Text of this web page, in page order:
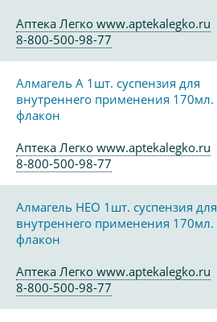
Аптека Легко www.aptekalegko.ru
8-800-500-98-77
Алмагель А 1шт. суспензия для
внутреннего применения 170мл.
флакон
Аптека Легко www.aptekalegko.ru
8-800-500-98-77
Алмагель НЕО 1шт. суспензия для
внутреннего применения 170мл.
флакон
Аптека Легко www.aptekalegko.ru
8-800-500-98-77